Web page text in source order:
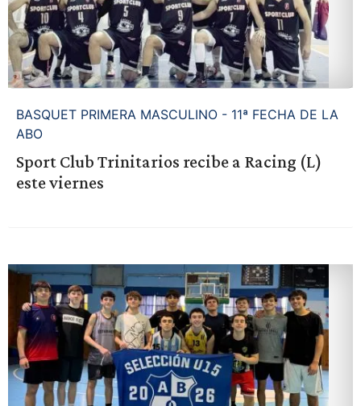
BASQUET PRIMERA MASCULINO - 11ª FECHA DE LA
ABO
Sport Club Trinitarios recibe a Racing (L)
este viernes